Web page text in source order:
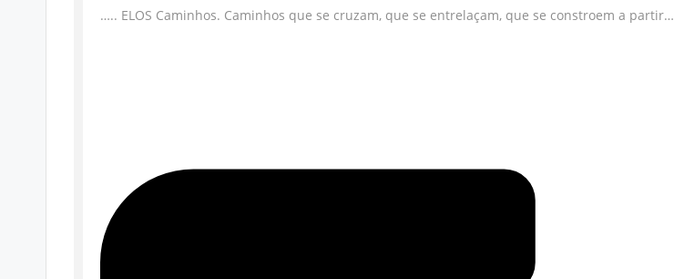
….. ELOS Caminhos. Caminhos que se cruzam, que se entrelaçam, que se constroem a partir…